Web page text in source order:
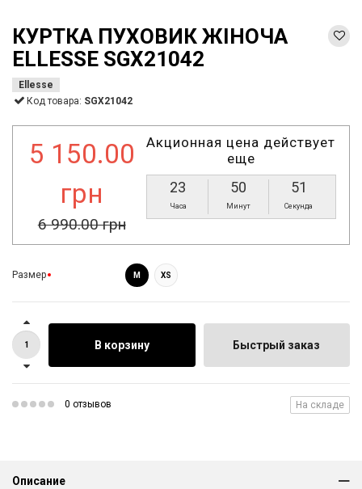
КУРТКА ПУХОВИК ЖІНОЧА
ELLESSE SGX21042
Ellesse
Код товара: SGX21042
5 150.00
грн
6 990.00 грн
Акционная цена действует
еще
23
Часа
50
Минут
51
Секунда
Размер M XS
В корзину Быстрый заказ
0 отзывов На складе
Описание